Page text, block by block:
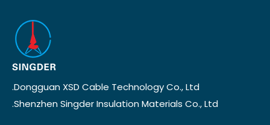
Dongguan XSD Cable Technology Co., Ltd.
Shenzhen Singder Insulation Materials Co., Ltd.